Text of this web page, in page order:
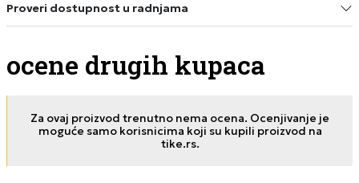
Proveri dostupnost u radnjama
ocene drugih kupaca
Za ovaj proizvod trenutno nema ocena. Ocenjivanje je
moguće samo korisnicima koji su kupili proizvod na
tike.rs.